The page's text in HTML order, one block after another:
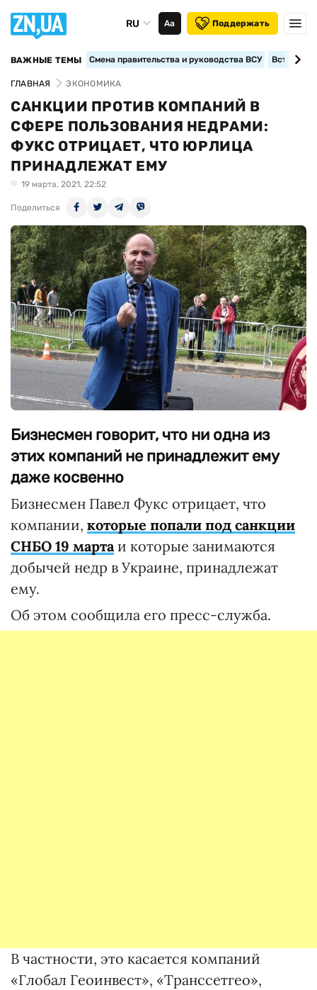
RU Аа Поддержать
ВАЖНЫЕ ТЕМЫ Смена правительства и руководства ВСУ
ГЛАВНАЯ ЭКОНОМИКА
САНКЦИИ ПРОТИВ КОМПАНИЙ В
СФЕРЕ ПОЛЬЗОВАНИЯ НЕДРАМИ:
ФУКС ОТРИЦАЕТ, ЧТО ЮРЛИЦА
ПРИНАДЛЕЖАТ ЕМУ
19 марта, 2021, 22:52
Поделиться
Бизнесмен говорит, что ни одна из
этих компаний не принадлежит ему
даже косвенно
Бизнесмен Павел Фукс отрицает, что
компании, которые попали под санкции
СНБО 19 мартаи которые занимаются
добычей недр в Украине, принадлежат
ему.
Об этом сообщила его пресс-служба.
В частности, это касается компаний
«Глобал Геоинвест», «Транссетгео»,